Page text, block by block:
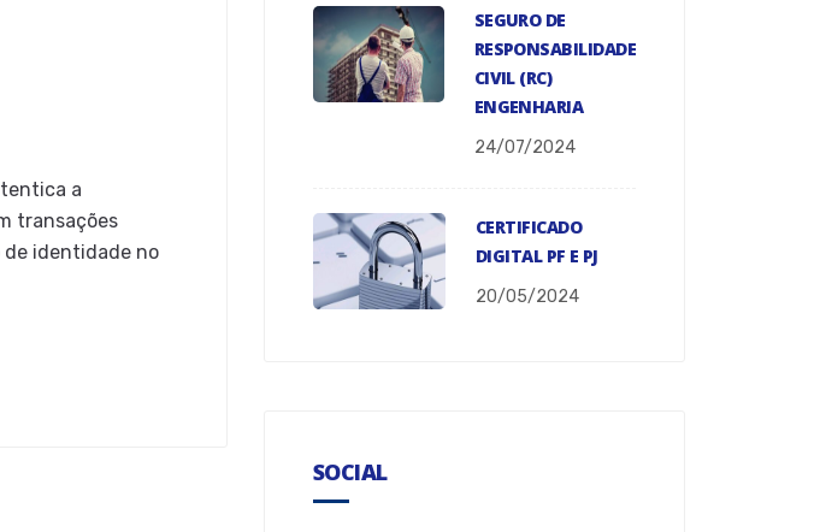
a
transações
de identidade no
SEGURO DE
RESPONSABILIDADE
CIVIL (RC)
ENGENHARIA
24/07/2024
CERTIFICADO
DIGITAL PF E PJ
20/05/2024
SOCIAL